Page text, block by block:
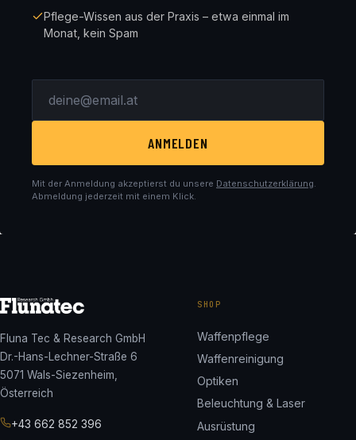
Pflege-Wissen aus der Praxis – etwa einmal im
Monat, kein Spam
ANMELDEN
Mit der Anmeldung akzeptierst du unsere Datenschutzerklärung.
Abmeldung jederzeit mit einem Klick.
Fluna Tec & Research GmbH
Dr.-Hans-Lechner-Straße 6
5071 Wals-Siezenheim,
Österreich
+43 662 852 396
SHOP
Waffenpflege
Waffenreinigung
Optiken
Beleuchtung & Laser
Ausrüstung